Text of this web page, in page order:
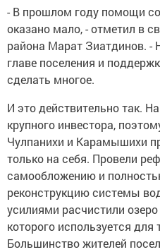
- В прошлом году помощи
оказано мало, - отметил в
района Марат Зиатдинов. -
главе поселения и
сделать многое.
И это действительно так.
крупного инвестора,
Чулпанихи и Карамышихи
только на себя. Провели
самообложению и
реконструкцию системы
усилиями расчистили
которого используется
Большинство жителей